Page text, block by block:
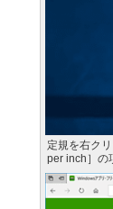
定規を右ク
per inch］の